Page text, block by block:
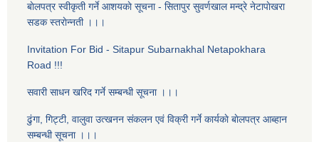
बाेलपत्र स्वीकृती गर्ने आशयकाे सूचना - सितापुर सुवर्णखाल मन्द्रे नेटापाेखरा
सडक स्तराेन्नती ।।।
Invitation For Bid - Sitapur Subarnakhal Netapokhara
Road !!!
सवारी साधन खरिद गर्ने सम्बन्धी सूचना ।।।
ढुंगा, गिट्टी, वालुवा उत्खनन संकलन एवं विक्री गर्ने कार्यकाे बाेलपत्र आब्हान
सम्बन्धी सूचना ।।।